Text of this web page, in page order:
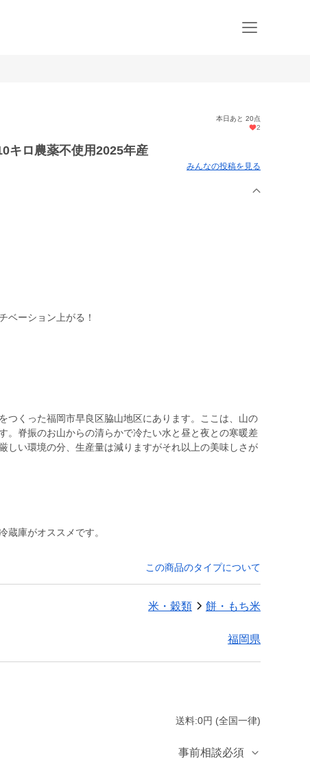
本日あと 20点
2
キロ農薬不使用2025年産
みんなの投稿を見る
ベーション上がる！
つくった福岡市早良区脇山地区にあります。ここは、山の
。脊振のお山からの清らかで冷たい水と昼と夜との寒暖差
しい環境の分、生産量は減りますがそれ以上の美味しさが
蔵庫がオススメです。
この商品のタイプについて
米・穀類 餅・もち米
福岡県
送料:0円 (全国一律)
事前相談必須